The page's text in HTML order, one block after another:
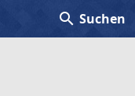
search Suchen